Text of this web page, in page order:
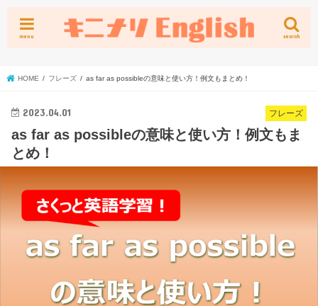
search
menu
HOME フレーズ as far as possibleの意味と使い方！例文もまとめ！
フレーズ
2023.04.01
as far as possibleの意味と使い方！例文もま
とめ！